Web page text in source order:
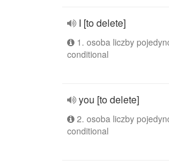
I [to delete]
1. osoba liczby
conditional
you [to delete]
2. osoba liczby
conditional